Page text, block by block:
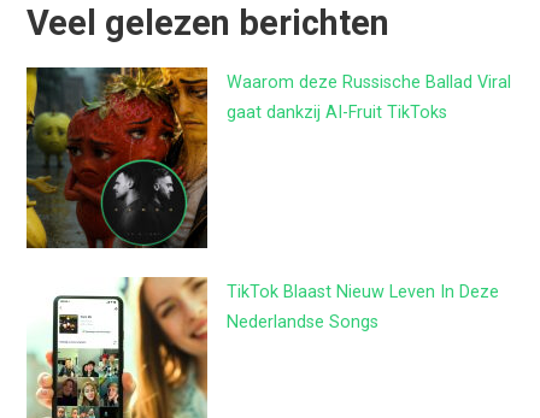
Veel gelezen berichten
Waarom deze Russische Ballad Viral
gaat dankzij AI-Fruit TikToks
TikTok Blaast Nieuw Leven In Deze
Nederlandse Songs